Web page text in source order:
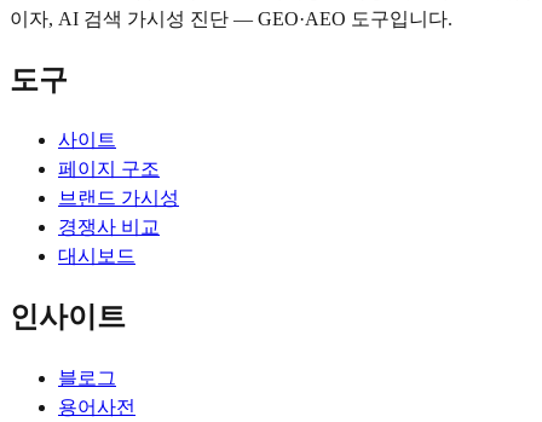
이자, AI 검색 가시성 진단 — GEO·AEO 도구입니다.
도구
사이트
페이지 구조
브랜드 가시성
경쟁사 비교
대시보드
인사이트
블로그
용어사전